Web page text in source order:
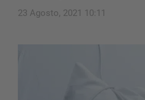
23 Agosto, 2021 10:11